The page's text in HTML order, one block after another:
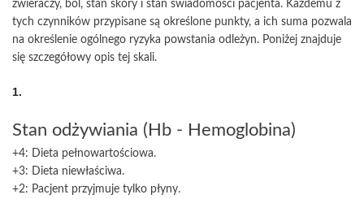
zwieraczy, ból, stan skóry i stan świadomości pacjenta. Każdemu z
tych czynników przypisane są określone punkty, a ich suma pozwala
na określenie ogólnego ryzyka powstania odleżyn. Poniżej znajduje
się szczegółowy opis tej skali.
1.
Stan odżywiania (Hb - Hemoglobina)
+4: Dieta pełnowartościowa.
+3: Dieta niewłaściwa.
+2: Pacjent przyjmuje tylko płyny.